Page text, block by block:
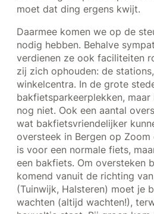
moet dat ding ergens kwijt.
Daarmee komen we op de
nodig hebben. Behalve
verdienen ze ook faciliteiten
zij zich ophouden: de
winkelcentra. In de grote
bakfietsparkeerplekken,
nog niet. Ook een aantal
wat bakfietsvriendelijker
oversteek in Bergen op
is voor een normale fiets,
een bakfiets. Om oversteken
komend vanuit de richting
(Tuinwijk, Halsteren) moet je
wachten (altijd wachten!),